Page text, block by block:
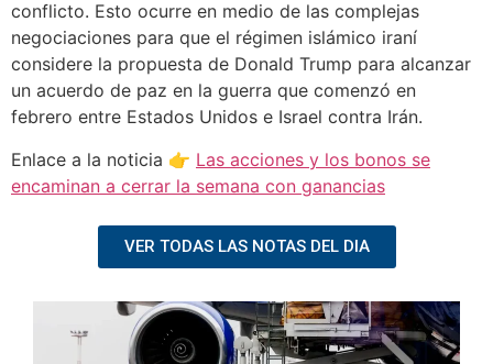
conflicto. Esto ocurre en medio de las complejas
negociaciones para que el régimen islámico iraní
considere la propuesta de Donald Trump para alcanzar
un acuerdo de paz en la guerra que comenzó en
febrero entre Estados Unidos e Israel contra Irán.
Enlace a la noticia 👉 Las acciones y los bonos se
encaminan a cerrar la semana con ganancias
VER TODAS LAS NOTAS DEL DIA